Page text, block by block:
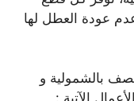
عودة العطل لها
بالشمولية و